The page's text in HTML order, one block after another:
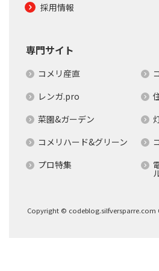
採用情報
専門サイト
コメリ産直
レンガ.pro
菜園&ガーデン
コメリハード&グリーン
プロ特集
Copyright © codeblog.silfversparre.com